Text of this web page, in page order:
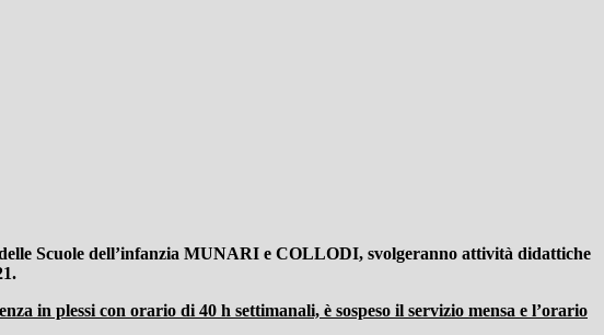
Scuole dell’infanzia MUNARI e COLLODI, svolgeranno attività didattiche
in plessi con orario di 40 h settimanali, è sospeso il servizio mensa e l’orario